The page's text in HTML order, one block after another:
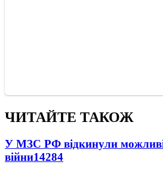
ЧИТАЙТЕ ТАКОЖ
У МЗС РФ відкинули
війни14284